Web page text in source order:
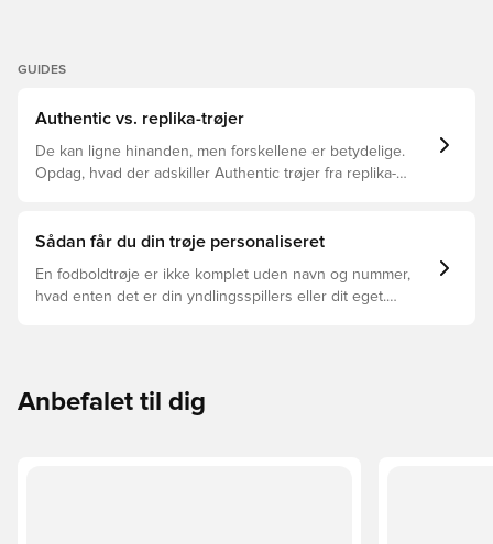
GUIDES
Authentic vs. replika-trøjer
De kan ligne hinanden, men forskellene er betydelige.
Opdag, hvad der adskiller Authentic trøjer fra replika-
Sådan får du din trøje personaliseret
En fodboldtrøje er ikke komplet uden navn og nummer,
hvad enten det er din yndlingsspillers eller dit eget.
Anbefalet til dig